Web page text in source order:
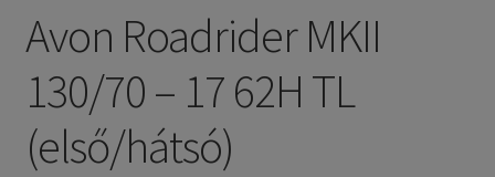
Avon Roadrider MKII
130/70 – 17 62H TL
(első/hátsó)